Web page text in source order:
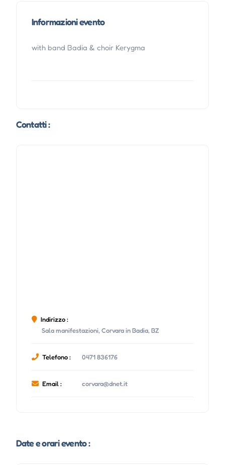
Informazioni evento
with band Badia & choir Kerygma
Contatti :
Indirizzo :
Sala manifestazioni, Corvara in Badia, BZ
Telefono : 0471 836176
Email : corvara@dnet.it
Date e orari evento :